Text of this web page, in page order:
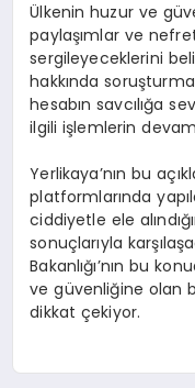
Ülkenin huzur ve
paylaşımlar ve
sergileyeceklerini
hakkında soruşturma
hesabın savcılığa
ilgili işlemlerin
Yerlikaya’nın bu
platformlarında
ciddiyetle ele
sonuçlarıyla
Bakanlığı’nın bu
ve güvenliğine olan
dikkat çekiyor.